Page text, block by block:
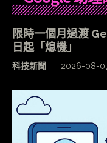
限時一個月過渡
日起「熄機」
科技新聞 2026-08-